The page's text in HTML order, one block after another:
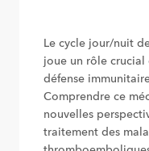
Le cycle jour/nuit
joue un rôle
défense
Comprendre ce
nouvelles
traitement des